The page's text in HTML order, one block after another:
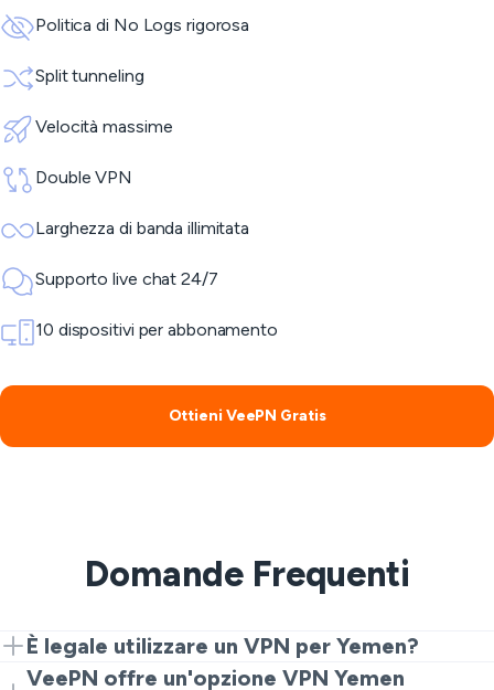
Politica di No Logs rigorosa
Split tunneling
Velocità massime
Double VPN
Larghezza di banda illimitata
Supporto live chat 24/7
10 dispositivi per abbonamento
Ottieni VeePN Gratis
Domande Frequenti
È legale utilizzare un VPN per Yemen?
In generale, utilizzare un VPN per Yemen per privacy e
VeePN offre un'opzione VPN Yemen